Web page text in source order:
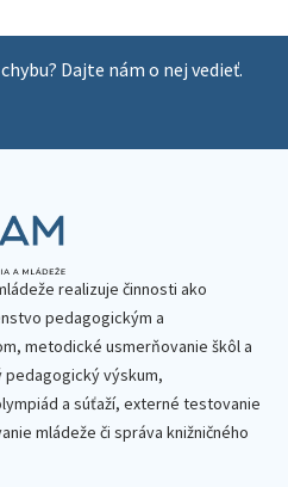
Dajte nám o nej vedieť.
realizuje činnosti ako
pedagogickým a
metodické usmerňovanie škôl a
pedagogický výskum,
a súťaží, externé testovanie
mládeže či správa knižničného